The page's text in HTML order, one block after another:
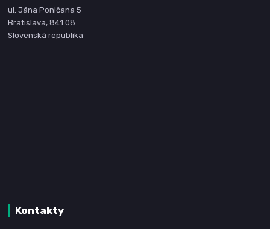
ul. Jána Poničana 5
Bratislava, 841 08
Slovenská republika
Kontakty